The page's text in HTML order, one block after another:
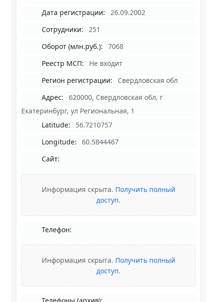
Дата регистрации:
26.09.2002
Сотрудники:
251
Оборот (млн.руб.):
7068
Реестр МСП:
Не входит
Регион регистрации:
Свердловская обл
Адрес:
620000, Свердловская обл, г
Екатеринбург, ул Региональная, 1
Latitude:
56.7210757
Longitude:
60.5844467
Сайт:
Информация скрыта. Получить полный
доступ.
Телефон:
Информация скрыта. Получить полный
доступ.